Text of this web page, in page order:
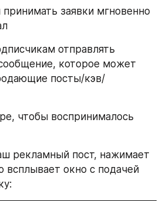
заявки мгновенно
отправлять
которое может
посты/кэв/
чтобы воспринималось
рекламный пост, нажимает
всплывает окно с подачей